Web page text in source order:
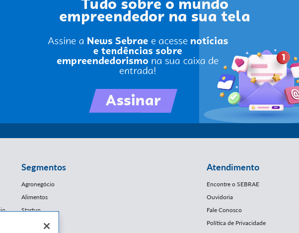
Segmentos
Agronegócio
Alimentos
Startup
E-Commerce
Atendimento
Encontre o SEBRAE
Ouvidoria
Fale Conosco
Política de Privacidade